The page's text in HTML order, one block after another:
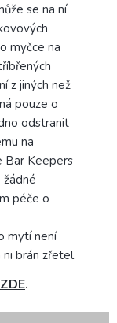
se na ní
myčce na
z jiných než
pouze o
odstranit
na
Bar Keepers
péče o
mytí není
brán zřetel.
ZDE.